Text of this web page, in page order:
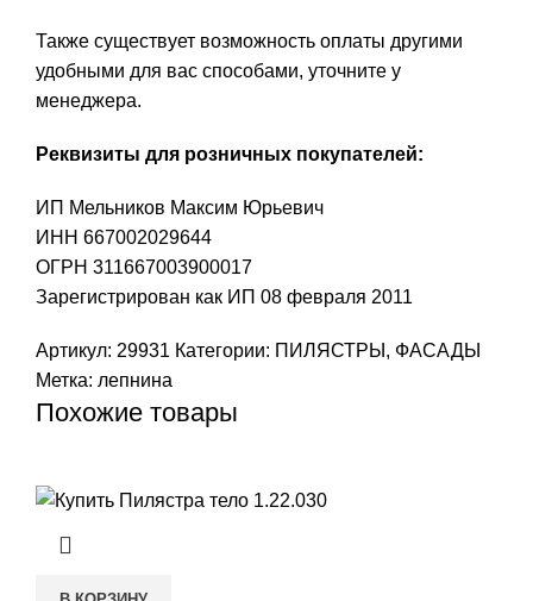
Также существует возможность оплаты другими
удобными для вас способами, уточните у
менеджера.
Реквизиты для розничных покупателей:
ИП Мельников Максим Юрьевич
ИНН 667002029644
ОГРН 311667003900017
Зарегистрирован как ИП 08 февраля 2011
Артикул: 29931 Категории: ПИЛЯСТРЫ , ФАСАДЫ
Метка: лепнина
Похожие товары